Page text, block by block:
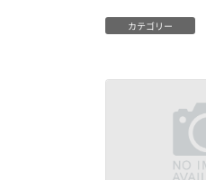
カテゴリー